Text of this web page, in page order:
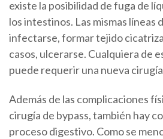
existe la posibilidad de fuga de
los intestinos. Las mismas líneas
infectarse, formar tejido
casos, ulcerarse. Cualquiera de
puede requerir una nueva
Además de las complicaciones
cirugía de bypass, también hay
proceso digestivo. Como se